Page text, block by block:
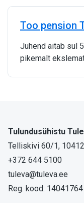
Too pension
Juhend aitab sul
pikemalt
Tulundusühistu
Telliskivi 60/1,
+372 644 5100
tuleva@tuleva.ee
Reg. kood: 14041764